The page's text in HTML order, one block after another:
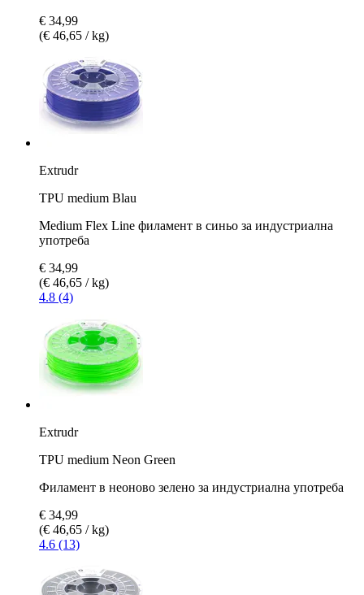
€ 34,99
(€ 46,65 / kg)
Extrudr
TPU medium Blau
Medium Flex Line филамент в синьо за индустриална
употреба
€ 34,99
(€ 46,65 / kg)
4.8 (4)
Extrudr
TPU medium Neon Green
Филамент в неоново зелено за индустриална употреба
€ 34,99
(€ 46,65 / kg)
4.6 (13)